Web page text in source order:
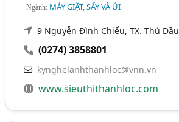
Ngành: MÁY GIẶT, SẤY VÀ ỦI
9 Nguyễn Đình Chiểu, TX. Thủ
(0274) 3858801
kynghelanhthanhloc@vnn.vn
www.sieuthithanhloc.com